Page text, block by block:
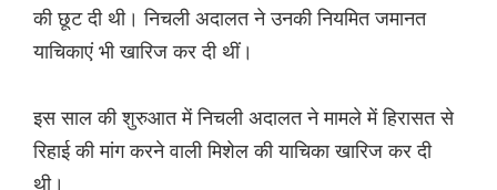
की छूट दी थी। निचली अदालत ने उनकी नियमित जमानत
याचिकाएं भी खारिज कर दी थीं।
इस साल की शुरुआत में निचली अदालत ने मामले में हिरासत से
रिहाई की मांग करने वाली मिशेल की याचिका खारिज कर दी
थी।